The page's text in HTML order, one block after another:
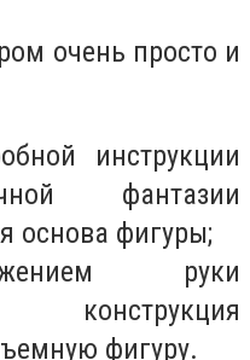
очень просто и
инструкции
фантазии
основа фигуры;
руки
конструкция
фигуру.